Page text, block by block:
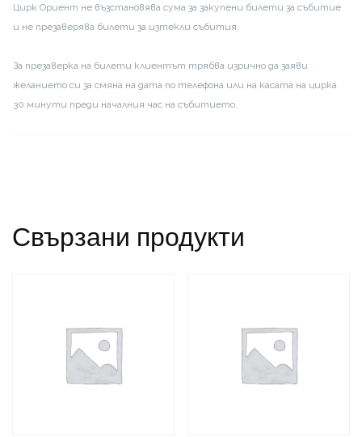
Цирк Ориент не възстановява сума за закупени билети за събитие
и не презаверява билети за изтекли събития.
За презаверка на билети клиентът трябва изрично да заяви
желанието си за смяна на дата по телефона или на касата на цирка
30 минути преди началния час на събитието.
Свързани продукти